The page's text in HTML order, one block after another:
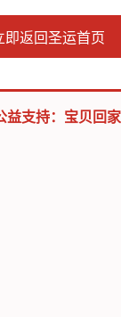
即返回圣运首页
支持：宝贝回家